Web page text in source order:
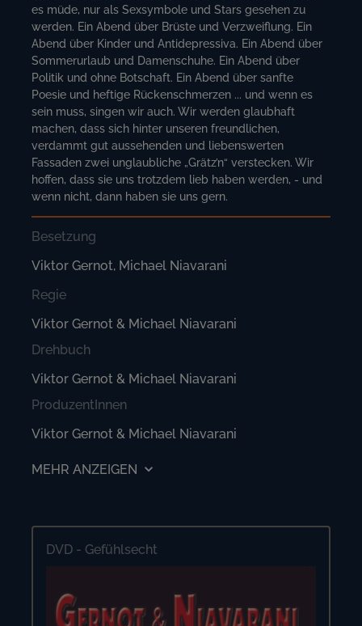
es müde, nur als Sexsymbole und Stars gesehen zu
werden. Ein Abend über Brüste und Verzweiflung. Ein
Abend über Kinder und Antidepressiva. Ein Abend über
Sommerurlaub und Damenschuhe. Ein Abend über
Politik und ohne Botschaft. Ein Abend über sanfte
Poesie und heftige Rückenschmerzen ... und wenn es
sein muss, singen wir auch. Wir werden glaubhaft
machen, dass sich hinter unseren freundlichen,
verdammt gut aussehenden und liebenswerten
Fassaden zwei unglaubliche „Grätz’n“ verstecken. Wir
hoffen, dass sie uns trotzdem lieb haben werden, - und
wenn nicht, dann haben sie uns gern.
Besetzung
Viktor Gernot, Michael Niavarani
Regie
Viktor Gernot & Michael Niavarani
Drehbuch
Viktor Gernot & Michael Niavarani
ProduzentInnen
Viktor Gernot & Michael Niavarani
MEHR ANZEIGEN
DVD - Gefühlsecht